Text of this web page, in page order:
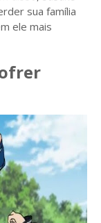
sua família
ele mais